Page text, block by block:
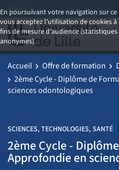
En poursuivant votre navigation sur ce
vous acceptez l'utilisation de cookies à
fins de mesure d'audience (statistiques
anonymes).
Aller à
Accueil Offre de formation
2ème Cycle - Diplôme de
sciences odontologiques
SCIENCES, TECHNOLOGIES, SANTÉ
2ème Cycle -
Approfondie en